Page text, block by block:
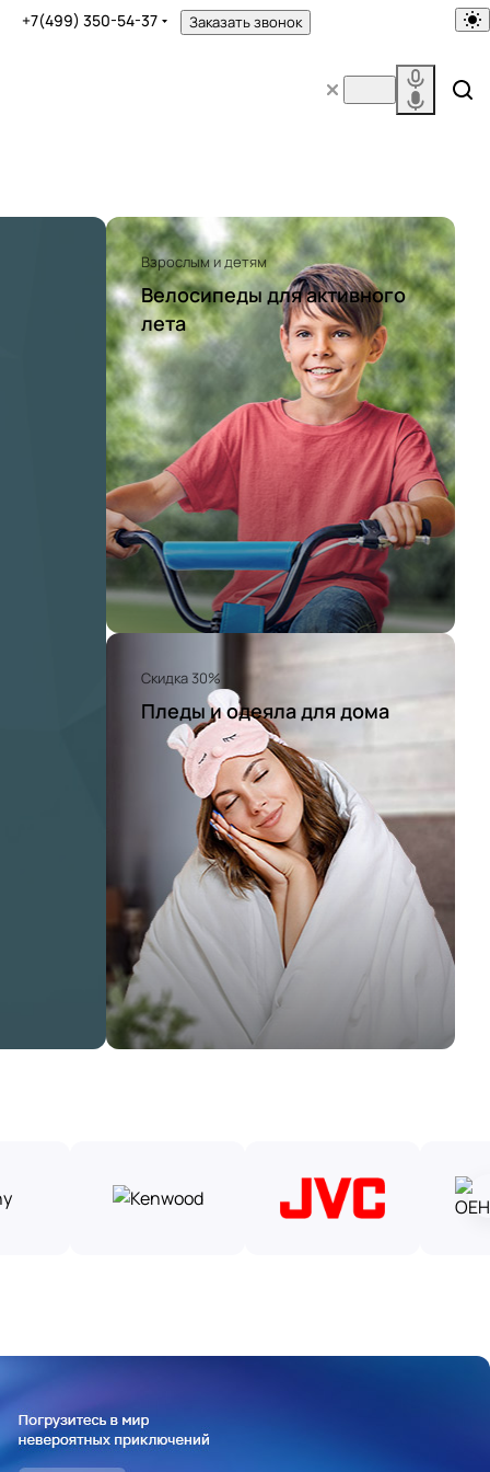
+7(499) 350-54-37 Заказать звонок
Взрослым и детям
Велосипеды для активного
лета
Скидка 30%
Пледы и одеяла для дома